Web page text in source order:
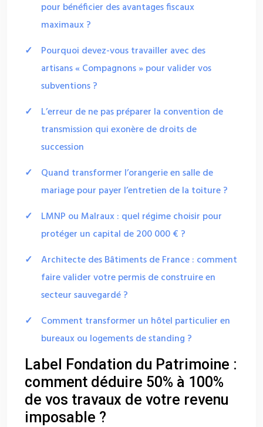
pour bénéficier des avantages fiscaux
maximaux ?
Pourquoi devez-vous travailler avec des
artisans « Compagnons » pour valider vos
subventions ?
L’erreur de ne pas préparer la convention de
transmission qui exonère de droits de
succession
Quand transformer l’orangerie en salle de
mariage pour payer l’entretien de la toiture ?
LMNP ou Malraux : quel régime choisir pour
protéger un capital de 200 000 € ?
Architecte des Bâtiments de France : comment
faire valider votre permis de construire en
secteur sauvegardé ?
Comment transformer un hôtel particulier en
bureaux ou logements de standing ?
Label Fondation du Patrimoine :
comment déduire 50% à 100%
de vos travaux de votre revenu
imposable ?